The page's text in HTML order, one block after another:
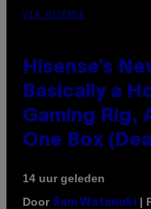
VIA HISENSE
Hisense’s
Basically a
Gaming Rig,
One Box
14 uur geleden
Door Sam Watanuki |